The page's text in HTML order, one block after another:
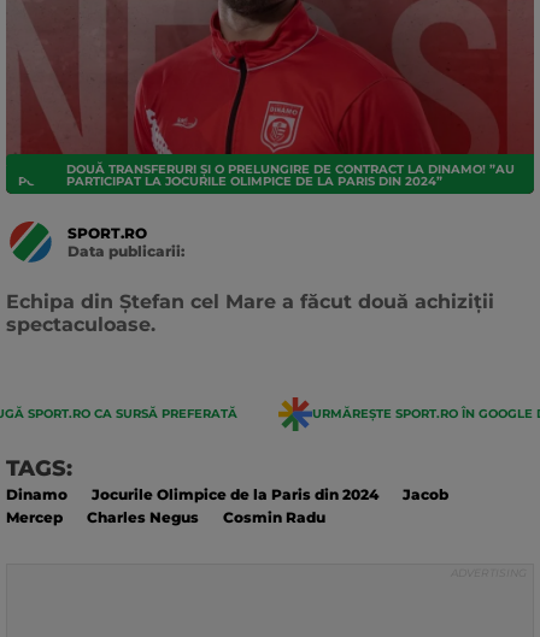
POLO
DOUĂ TRANSFERURI ȘI O PRELUNGIRE DE CONTRACT LA DINAMO! ”AU
PARTICIPAT LA JOCURILE OLIMPICE DE LA PARIS DIN 2024”
SPORT.RO
Data publicarii:
Echipa din Ștefan cel Mare a făcut două achiziții
spectaculoase.
SPORT.RO CA SURSĂ PREFERATĂ URMĂREȘTE SPORT.RO ÎN GOOGLE
TAGS:
Dinamo Jocurile Olimpice de la Paris din 2024
Jacob
Mercep
Charles Negus Cosmin Radu